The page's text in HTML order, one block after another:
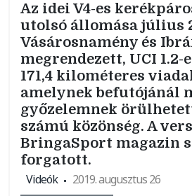
Az idei V4-es
utolsó állomása július
Vásárosnamény és
megrendezett, UCI 1.2-
171,4 kilométeres
amelynek befutójánál
győzelemnek
számú közönség. A
BringaSport magazin
forgatott.
Videók
2019. augusztus 26